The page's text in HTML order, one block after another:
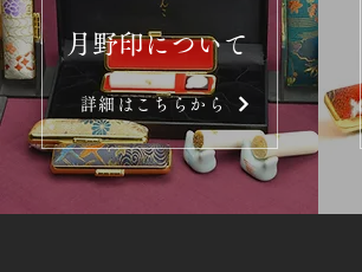
月野印について
詳細はこちらから